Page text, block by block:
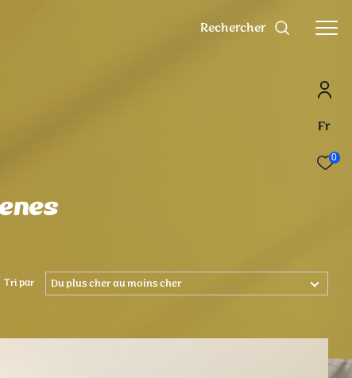
Fr
0
Rechercher
Tri par Du plus cher au moins cher